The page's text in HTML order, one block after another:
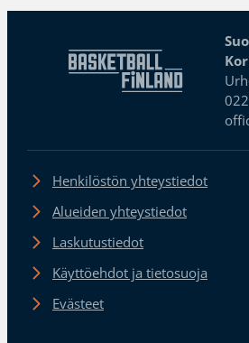
Henkilöstön yhteystiedot
Alueiden yhteystiedot
Laskutustiedot
Käyttöehdot ja tietosuoja
Evästeet